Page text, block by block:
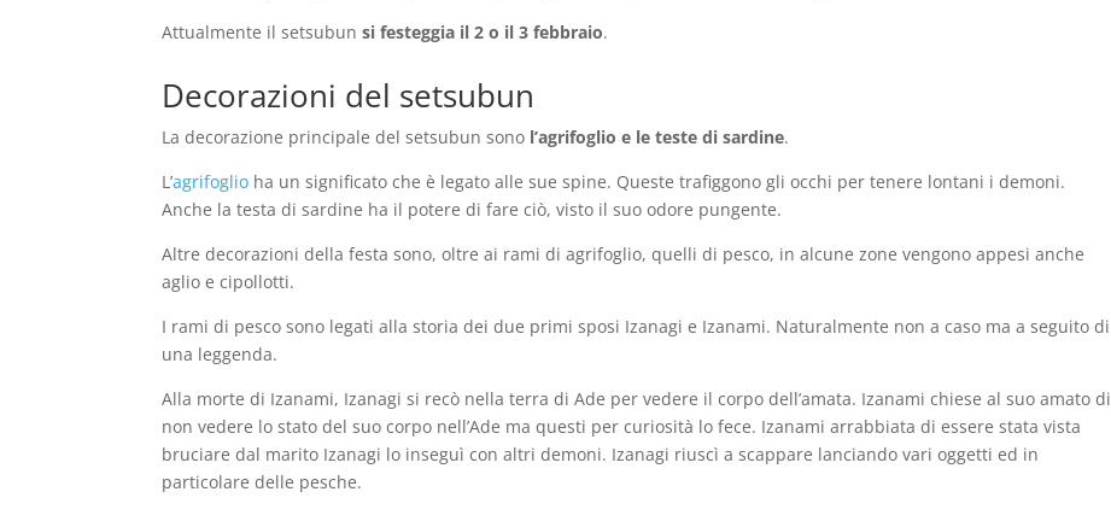
Attualmente il setsubun si festeggia il 2 o il 3 febbraio.
Decorazioni del setsubun
La decorazione principale del setsubun sono l’agrifoglio e le teste di sardine.
L’agrifoglio ha un significato che è legato alle sue spine. Queste trafiggono gli occhi per tenere lontani i demoni.
Anche la testa di sardine ha il potere di fare ciò, visto il suo odore pungente.
Altre decorazioni della festa sono, oltre ai rami di agrifoglio, quelli di pesco, in alcune zone vengono appesi anche
aglio e cipollotti.
I rami di pesco sono legati alla storia dei due primi sposi Izanagi e Izanami. Naturalmente non a caso ma a seguito di
una leggenda.
Alla morte di Izanami, Izanagi si recò nella terra di Ade per vedere il corpo dell’amata. Izanami chiese al suo amato di
non vedere lo stato del suo corpo nell’Ade ma questi per curiosità lo fece. Izanami arrabbiata di essere stata vista
bruciare dal marito Izanagi lo inseguì con altri demoni. Izanagi riuscì a scappare lanciando vari oggetti ed in
particolare delle pesche.